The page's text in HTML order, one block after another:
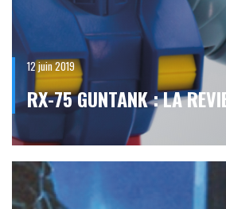
12 juin 2019
RX-75 GUNTANK : LA